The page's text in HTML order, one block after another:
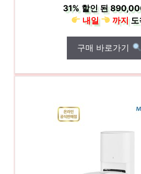
31%할인 된
내일
까지도
구매 바로가기